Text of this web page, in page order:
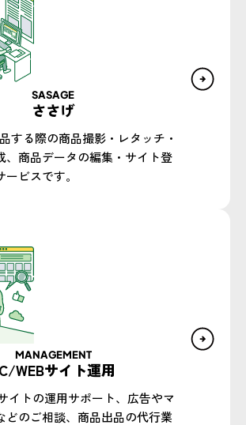
SASAGE
ささげ
する際の商品撮影・レタッチ・
、商品データの編集・サイト登
ビスです。
MANAGEMENT
WEBサイト運用
イトの運用サポート、広告やマ
どのご相談、商品出品の代行業